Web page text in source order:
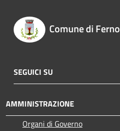
Comune di Ferno
SEGUICI SU
AMMINISTRAZIONE
Organi di Governo